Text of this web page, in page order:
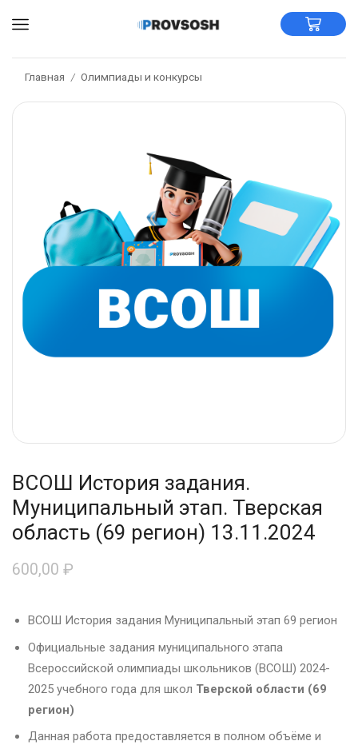
Главная / Олимпиады и конкурсы
ВСОШ История задания.
Муниципальный этап. Тверская
область (69 регион) 13.11.2024
600,00 ₽
ВСОШ История задания Муниципальный этап 69 регион
Официальные задания муниципального этапа
Всероссийской олимпиады школьников (ВСОШ) 2024-
2025 учебного года для школ Тверской области (69
регион)
Данная работа предоставляется в полном объёме и